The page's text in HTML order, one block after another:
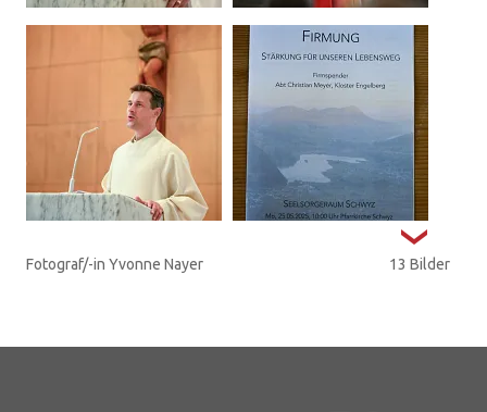
Fotograf/-in Yvonne Nayer 13 Bilder